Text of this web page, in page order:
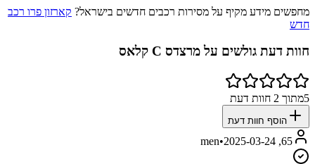
מחפשים מידע מקיף על מסירות רכבים חדשים בישראל? קארזון פרו רכב
חדש
חוות דעת גולשים על מרצדס C קלאס
5מתוך 2 חוות דעת
הוסף חוות דעת
65, men
•2025-03-24